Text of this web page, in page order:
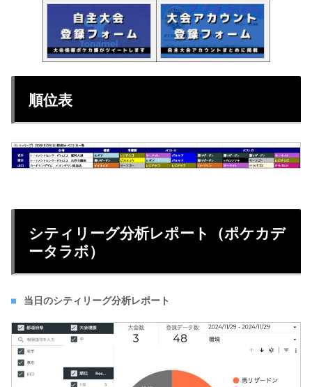
順位表
シティリーグ分析レポート（ポケカデ
ータラボ）
当日のシティリーグ分析レポート